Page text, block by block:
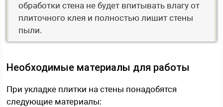
обработки стена не будет впитывать влагу от
плиточного клея и полностью лишит стены
пыли.
Необходимые материалы для работы
При укладке плитки на стены понадобятся
следующие материалы: